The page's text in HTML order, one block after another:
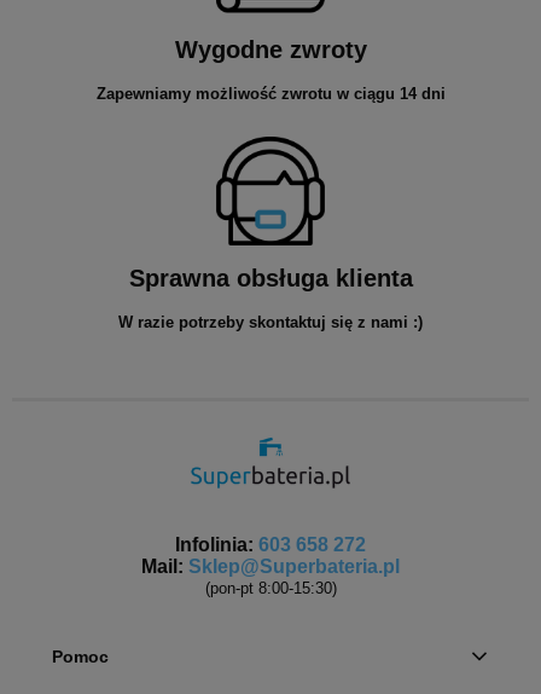
Wygodne zwroty
Zapewniamy możliwość zwrotu w ciągu 14 dni
Sprawna obsługa klienta
W razie potrzeby skontaktuj się z nami :)
Infolinia: 603 658 272
Mail: Sklep@Superbateria.pl
(pon-pt 8:00-15:30)
Pomoc